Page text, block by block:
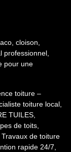
cloison,
professionnel,
pour une
toiture –
toiture local,
TUILES,
de toits,
Travaux de toiture
rapide 24/7,